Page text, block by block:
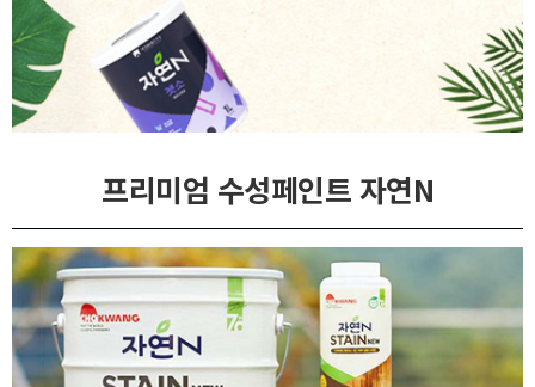
프리미엄 수성페인트 자연N